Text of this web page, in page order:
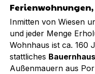
Inmitten von Wiesen
und jeder Menge
Wohnhaus ist ca. 160
stattliches Bauernhaus
Außenmauern aus